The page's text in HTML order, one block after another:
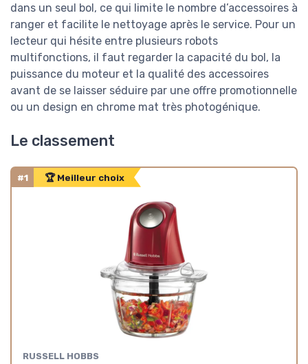
dans un seul bol, ce qui limite le nombre d’accessoires à
ranger et facilite le nettoyage après le service. Pour un
lecteur qui hésite entre plusieurs robots
multifonctions, il faut regarder la capacité du bol, la
puissance du moteur et la qualité des accessoires
avant de se laisser séduire par une offre promotionnelle
ou un design en chrome mat très photogénique.
Le classement
#1 🏆 Meilleur choix
‎RUSSELL HOBBS